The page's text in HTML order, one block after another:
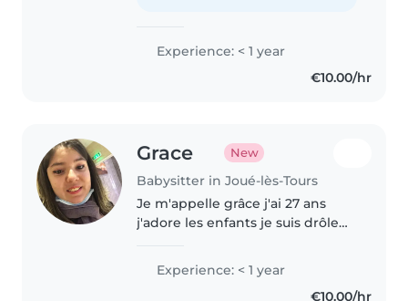
Experience: < 1 year
€10.00/hr
Grace New
Babysitter in Joué-lès-Tours
Je m'appelle grâce j'ai 27 ans
j'adore les enfants je suis drôle
job je suis disponible tout le
temps je ferai tout pour que vos
Experience: < 1 year
€10.00/hr